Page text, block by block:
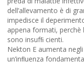
dell’allevamento è di
impedisce il
appena formati, perchè
sono insufﬁ cienti.
Nekton E aumenta
un’inﬂuenza